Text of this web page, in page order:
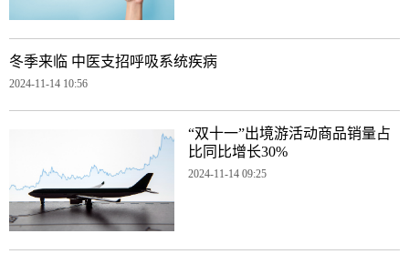
冬季来临 中医支招呼吸系统疾病
2024-11-14 10:56
“双十一”出境游活动商品销量占
比同比增长30%
2024-11-14 09:25